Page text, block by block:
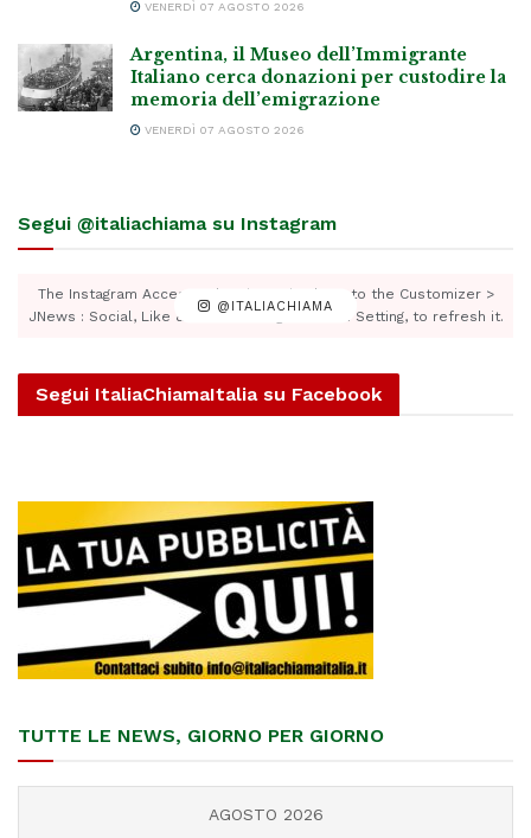
VENERDÌ 07 AGOSTO 2026
Argentina, il Museo dell’Immigrante
Italiano cerca donazioni per custodire la
memoria dell’emigrazione
VENERDÌ 07 AGOSTO 2026
Segui @italiachiama su Instagram
@ITALIACHIAMA
The Instagram Access Token is expired, Go to the Customizer >
JNews : Social, Like & View > Instagram Feed Setting, to refresh it.
Segui ItaliaChiamaItalia su Facebook
TUTTE LE NEWS, GIORNO PER GIORNO
AGOSTO 2026